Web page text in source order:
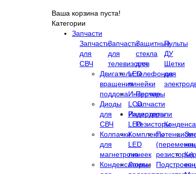
Ваша корзина пуста!
Категории
Запчасти
Запчасти
для
СВЧ
Двигатели
вращения
поддона
Диоды
для
СВЧ
Колпачки
для
магнетрона
Конденсаторы
Запчасти
для
телевизоров
LED
линейки
Инверторы
LCD
Инверторы
LED
Комплекты
LED
линеек
Лампы
Защитные
стекла
для
телефонов
Пульты
ДУ
Щетки
для
Прочие
запчасти
Радиодетали
Резисторы
резисторы)